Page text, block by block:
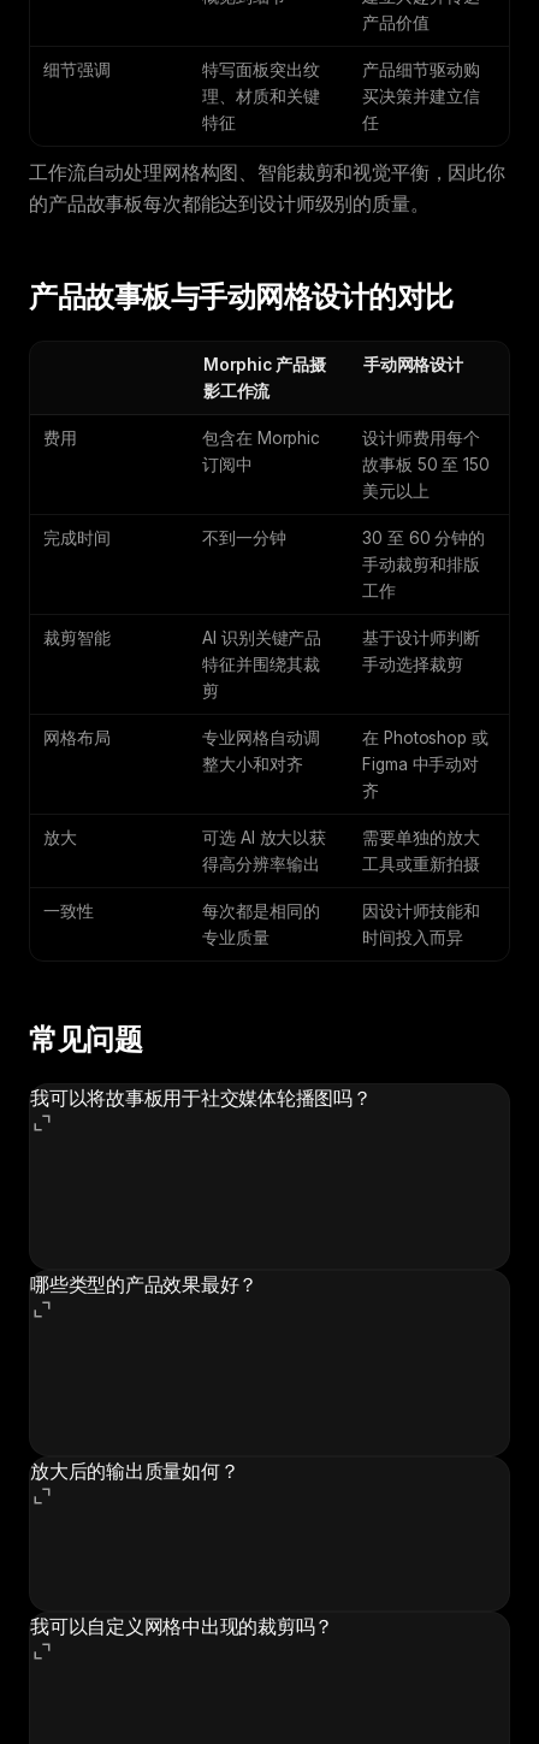
产品价值
细节强调
特写面板突出纹
理、材质和关键
特征
产品细节驱动购
买决策并建立信
任
工作流自动处理网格构图、智能裁剪和视觉平衡，因此你
的产品故事板每次都能达到设计师级别的质量。
产品故事板与手动网格设计的对比
Morphic 产品摄
影工作流
手动网格设计
费用
包含在 Morphic
订阅中
设计师费用每个
故事板 50 至 150
美元以上
完成时间 不到一分钟
30 至 60 分钟的
手动裁剪和排版
工作
裁剪智能
AI 识别关键产品
特征并围绕其裁
剪
基于设计师判断
手动选择裁剪
网格布局
专业网格自动调
整大小和对齐
在 Photoshop 或
Figma 中手动对
齐
放大
可选 AI 放大以获
得高分辨率输出
需要单独的放大
工具或重新拍摄
一致性
每次都是相同的
专业质量
因设计师技能和
时间投入而异
常见问题
我可以将故事板用于社交媒体轮播图吗？
哪些类型的产品效果最好？
放大后的输出质量如何？
我可以自定义网格中出现的裁剪吗？